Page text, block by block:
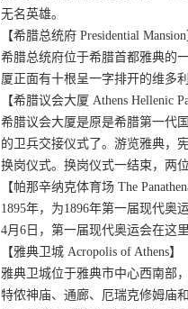
无名英雄。
【希腊总统府 Presidential
希腊总统府位于希腊首都雅典的
厦正面有十根呈一字排开的维多
【希腊议会大厦 Athens Hellenic
希腊议会大厦是原是希腊第一代
的卫兵交接仪式了。游览雅典，
换岗仪式。换岗仪式一结束，两
【帕那辛纳克体育场 The
1895年，为1896年第一届现代
4月6日，第一届现代奥运会在这
【雅典卫城 Acropolis of Athens】
雅典卫城位于雅典市中心西南部
特侬神庙、通廊、厄瑞克修姆庙